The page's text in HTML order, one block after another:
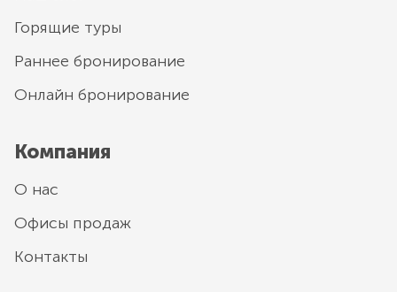
Горящие туры
Раннее бронирование
Онлайн бронирование
Компания
О нас
Офисы продаж
Контакты